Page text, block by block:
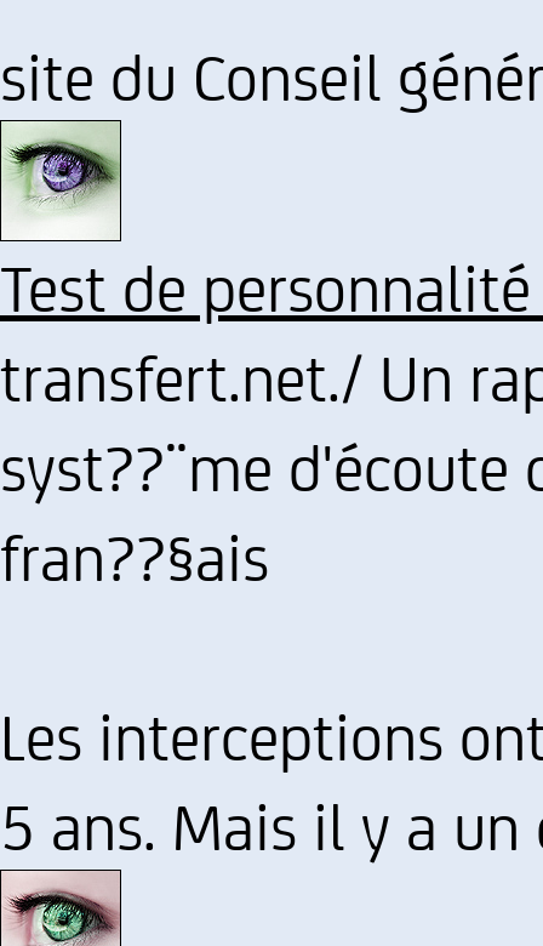
site du Conseil
Test de
transfert.net./ Un
syst??¨me
fran??§ais
Les interceptions
5 ans. Mais il y a